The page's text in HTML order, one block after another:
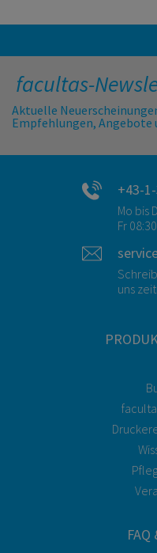
facultas-
Aktuelle
Empfehlungen, Angebote
+43-
Mo bis
Fr
uns